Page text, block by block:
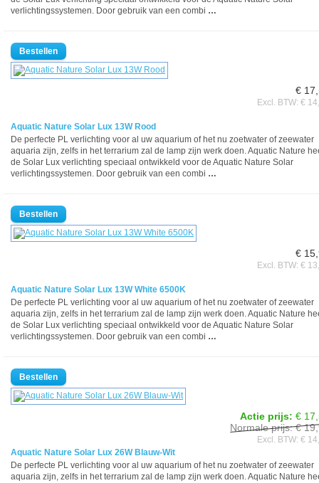
verlichtingssystemen. Door gebruik van een combi …
€
Excl. BTW: €
Aquatic Nature Solar Lux 13W Rood
De perfecte PL verlichting voor al uw aquarium of het nu zoetwater of zeewater
aquaria zijn, zelfs in het terrarium zal de lamp zijn werk doen. Aquatic Nature
de Solar Lux verlichting speciaal ontwikkeld voor de Aquatic Nature Solar
verlichtingssystemen. Door gebruik van een combi …
€
Excl. BTW: €
Aquatic Nature Solar Lux 13W White 6500K
De perfecte PL verlichting voor al uw aquarium of het nu zoetwater of zeewater
aquaria zijn, zelfs in het terrarium zal de lamp zijn werk doen. Aquatic Nature
de Solar Lux verlichting speciaal ontwikkeld voor de Aquatic Nature Solar
verlichtingssystemen. Door gebruik van een combi …
Actie prijs: €
Normale prijs: €
Excl. BTW: €
Aquatic Nature Solar Lux 26W Blauw-Wit
De perfecte PL verlichting voor al uw aquarium of het nu zoetwater of zeewater
aquaria zijn, zelfs in het terrarium zal de lamp zijn werk doen. Aquatic Nature